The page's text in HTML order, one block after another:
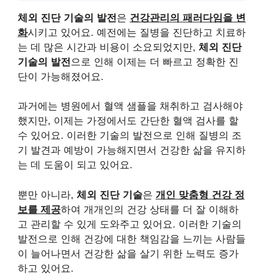
체외 진단 기술의 발전 은 건강관리의 패러다임을 변
화시키고 있어요. 예전에는 질병을 진단하고 치료하
는 데 많은 시간과 비용이 소요되었지만, 체외 진단
기술의 발전 으로 인해 이제는 더 빠르고 정확한 진
단이 가능해졌어요.
과거에는 병원에서 혈액 샘플을 채취하고 검사해야
했지만, 이제는 가정에서도 간단한 혈액 검사를 할
수 있어요. 이러한 기술의 발전으로 인해 질병의 조
기 발견과 예방이 가능해지면서 건강한 삶을 유지하
는 데 도움이 되고 있어요.
뿐만 아니라, 체외 진단 기술은 개인 맞춤형 건강 정
보를 제공하여 개개인의 건강 상태를 더 잘 이해하
고 관리할 수 있게 도와주고 있어요. 이러한 기술의
발전으로 인해 건강에 대한 책임감을 느끼는 사람들
이 늘어나면서 건강한 삶을 살기 위한 노력도 증가
하고 있어요.